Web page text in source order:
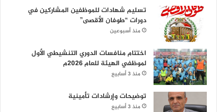
تسليم شهادات للموظفين المشاركين في
دورات “طوفان الأقصى”
منذ أسبوعين
اختتام منافسات الدوري التنشيطي الأول
لموظفي الهيئة للعام 2026م
منذ 3 أسابيع
توضيحات وإرشادات تأمينية
منذ 3 أسابيع